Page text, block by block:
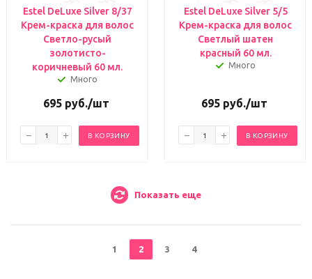
Estel DeLuxe Silver 8/37
Крем-краска для волос
Светло-русый
золотисто-
коричневый 60 мл.
Много
695руб./шт
В КОРЗИНУ
Estel DeLuxe Silver 5/5
Крем-краска для волос
Светлый шатен
красный 60 мл.
Много
695руб./шт
В КОРЗИНУ
Показать еще
1 2 3 4